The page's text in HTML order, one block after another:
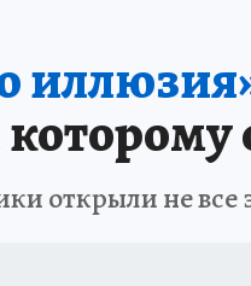
открыли не все